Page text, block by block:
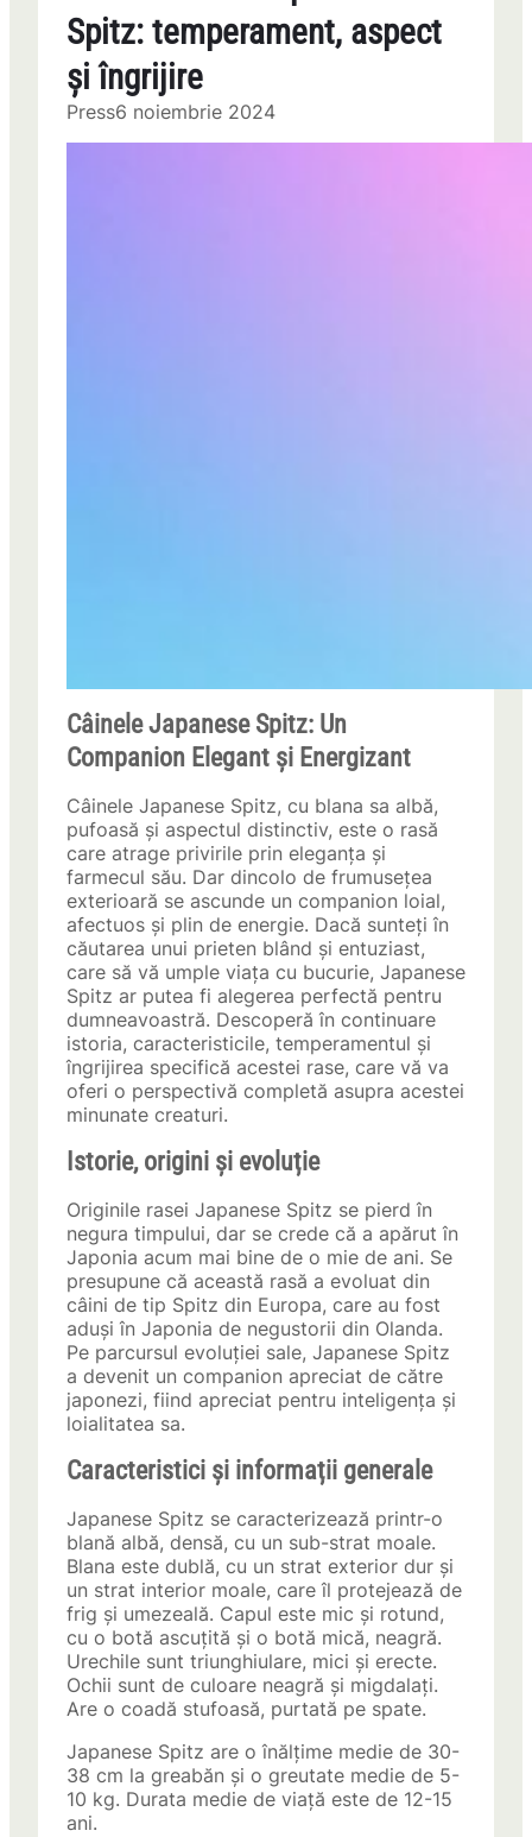
Spitz: temperament, aspect
și îngrijire
Press6 noiembrie 2024
Câinele Japanese Spitz: Un
Companion Elegant și Energizant
Câinele Japanese Spitz, cu blana sa albă,
pufoasă și aspectul distinctiv, este o rasă
care atrage privirile prin eleganța și
farmecul său. Dar dincolo de frumusețea
exterioară se ascunde un companion loial,
afectuos și plin de energie. Dacă sunteți în
căutarea unui prieten blând și entuziast,
care să vă umple viața cu bucurie, Japanese
Spitz ar putea fi alegerea perfectă pentru
dumneavoastră. Descoperă în continuare
istoria, caracteristicile, temperamentul și
îngrijirea specifică acestei rase, care vă va
oferi o perspectivă completă asupra acestei
minunate creaturi.
Istorie, origini și evoluție
Originile rasei Japanese Spitz se pierd în
negura timpului, dar se crede că a apărut în
Japonia acum mai bine de o mie de ani. Se
presupune că această rasă a evoluat din
câini de tip Spitz din Europa, care au fost
aduși în Japonia de negustorii din Olanda.
Pe parcursul evoluției sale, Japanese Spitz
a devenit un companion apreciat de către
japonezi, fiind apreciat pentru inteligența și
loialitatea sa.
Caracteristici și informații generale
Japanese Spitz se caracterizează printr-o
blană albă, densă, cu un sub-strat moale.
Blana este dublă, cu un strat exterior dur și
un strat interior moale, care îl protejează de
frig și umezeală. Capul este mic și rotund,
cu o botă ascuțită și o botă mică, neagră.
Urechile sunt triunghiulare, mici și erecte.
Ochii sunt de culoare neagră și migdalați.
Are o coadă stufoasă, purtată pe spate.
Japanese Spitz are o înălțime medie de 30-
38 cm la greabăn și o greutate medie de 5-
10 kg. Durata medie de viață este de 12-15
ani.